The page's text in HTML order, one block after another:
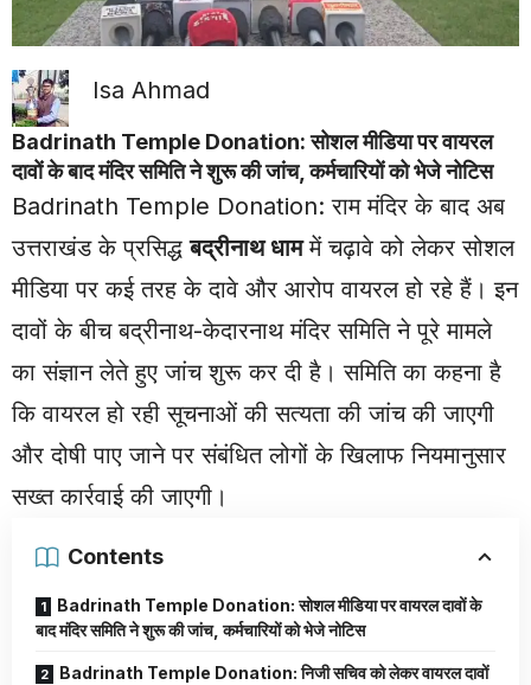
Isa Ahmad
Badrinath Temple Donation: सोशल मीडिया पर वायरल
दावों के बाद मंदिर समिति ने शुरू की जांच, कर्मचारियों को भेजे नोटिस
Badrinath Temple Donation: राम मंदिर के बाद अब
उत्तराखंडके प्रसिद्धबद्रीनाथ धाममें चढ़ावे को लेकर सोशल
मीडिया पर कई तरह के दावे और आरोप वायरल हो रहे हैं। इन
दावों के बीच बद्रीनाथ-केदारनाथ मंदिर समिति ने पूरे मामले
का संज्ञान लेते हुए जांच शुरू कर दी है। समिति का कहना है
कि वायरल हो रही सूचनाओं की सत्यता की जांच की जाएगी
और दोषी पाए जाने पर संबंधित लोगों के खिलाफ नियमानुसार
सख्त कार्रवाई की जाएगी।
Contents
Badrinath Temple Donation: सोशल मीडिया पर वायरल दावों के
बाद मंदिर समिति ने शुरू की जांच, कर्मचारियों को भेजे नोटिस
Badrinath Temple Donation: निजी सचिव को लेकर वायरल दावों